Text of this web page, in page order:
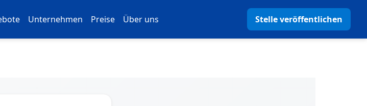
Unternehmen Preise Über uns Stelle veröffentlichen